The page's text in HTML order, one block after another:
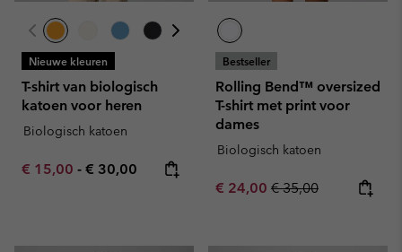
Nieuwe kleuren
T-shirt van biologisch
katoen voor heren
Biologisch katoen
Minimum sale price:
€ 15,00 - Maximum price:
€ 30,00
Bestseller
Rolling Bend™ oversized
T-shirt met print voor
dames
Biologisch katoen
Sale price:
€ 24,00 Regular price:
€ 35,00